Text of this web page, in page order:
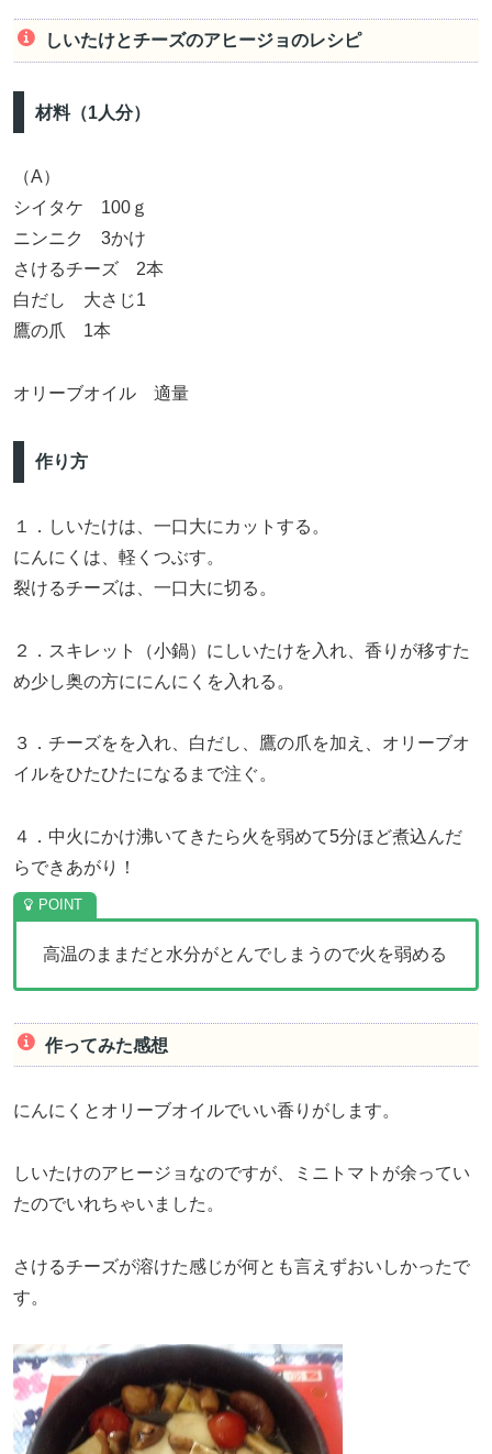
しいたけとチーズのアヒージョのレシピ
材料（1人分）
（A）
シイタケ 100ｇ
ニンニク 3かけ
さけるチーズ 2本
白だし 大さじ1
鷹の爪 1本
オリーブオイル 適量
作り方
１．しいたけは、一口大にカットする。
にんにくは、軽くつぶす。
裂けるチーズは、一口大に切る。
２．スキレット（小鍋）にしいたけを入れ、香りが移すた
め少し奥の方ににんにくを入れる。
３．チーズをを入れ、白だし、鷹の爪を加え、オリーブオ
イルをひたひたになるまで注ぐ。
４．中火にかけ沸いてきたら火を弱めて5分ほど煮込んだ
らできあがり！
高温のままだと水分がとんでしまうので火を弱める
作ってみた感想
にんにくとオリーブオイルでいい香りがします。
しいたけのアヒージョなのですが、ミニトマトが余ってい
たのでいれちゃいました。
さけるチーズが溶けた感じが何とも言えずおいしかったで
す。